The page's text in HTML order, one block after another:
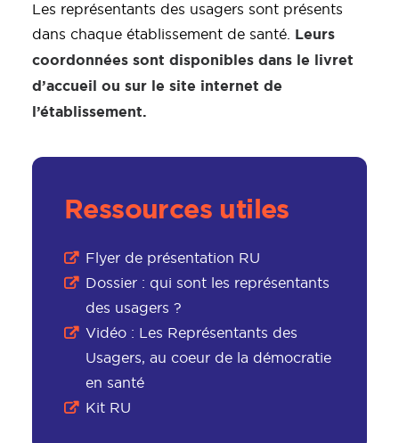
Les représentants des usagers sont présents
dans chaque établissement de santé. Leurs
coordonnées sont disponibles dans le livret
d’accueil ou sur le site internet de
l’établissement.
Ressources utiles
Flyer de présentation RU
Dossier : qui sont les représentants
des usagers ?
Vidéo : Les Représentants des
Usagers, au coeur de la démocratie
en santé
Kit RU